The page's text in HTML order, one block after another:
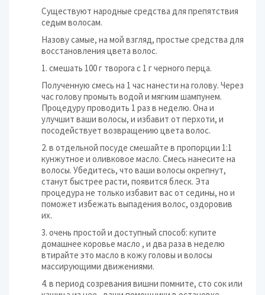
Существуют народные средства для препятствия
седым волосам.
Назову самые, на мой взгляд, простые средства для
восстановления цвета волос.
1. смешать 100 г творога с 1 г черного перца.
Полученную смесь на 1 час нанести на голову. Через
час голову промыть водой и мягким шампунем.
Процедуру проводить 1 раз в неделю. Она и
улучшит ваши волосы, и избавит от перхоти, и
посодействует возвращению цвета волос.
2. в отдельной посуде смешайте в пропорции 1:1
кунжутное и оливковое масло. Смесь нанесите на
волосы. Убедитесь, что ваши волосы окрепнут,
станут быстрее расти, появится блеск. Эта
процедура не только избавит вас от седины, но и
поможет избежать выпадения волос, оздоровив
их.
3. очень простой и доступный способ: купите
домашнее коровье масло , и два раза в неделю
втирайте это масло в кожу головы и волосы
массирующими движениями.
4. в период созревания вишни помните, сто сок или